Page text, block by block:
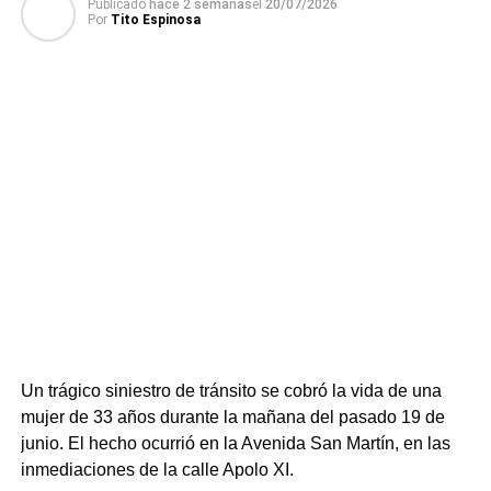
directamente con la causa por lavado de dinero que venía
en curso desde principio de año.
Publicado hace 2 semanasel 20/07/2026
Por Tito Espinosa
Un trágico siniestro de tránsito se cobró la vida de una
mujer de 33 años durante la mañana del pasado 19 de
junio. El hecho ocurrió en la Avenida San Martín, en las
inmediaciones de la calle Apolo XI.